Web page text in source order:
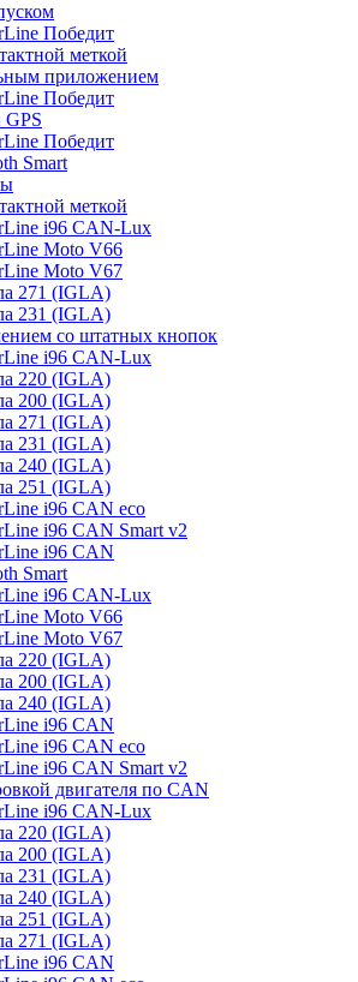
Победит
меткой
приложением
Победит
Победит
Smart
меткой
i96 CAN-Lux
Moto V66
Moto V67
271 (IGLA)
231 (IGLA)
со штатных кнопок
i96 CAN-Lux
220 (IGLA)
200 (IGLA)
271 (IGLA)
231 (IGLA)
240 (IGLA)
251 (IGLA)
i96 CAN eco
i96 CAN Smart v2
i96 CAN
Smart
i96 CAN-Lux
Moto V66
Moto V67
220 (IGLA)
200 (IGLA)
240 (IGLA)
i96 CAN
i96 CAN eco
i96 CAN Smart v2
двигателя по CAN
i96 CAN-Lux
220 (IGLA)
200 (IGLA)
231 (IGLA)
240 (IGLA)
251 (IGLA)
271 (IGLA)
i96 CAN